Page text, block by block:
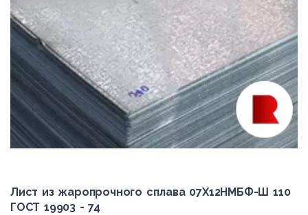
Лист из жаропрочного сплава 07Х12НМБФ-Ш 110
ГОСТ 19903 - 74